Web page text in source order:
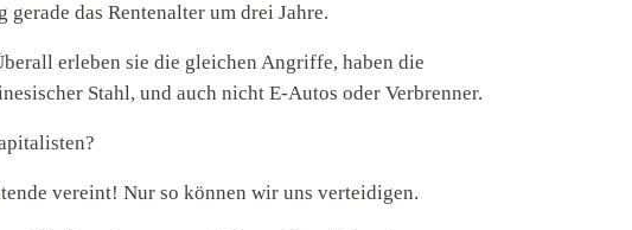
das Rentenalter um drei Jahre.
erleben sie die gleichen Angriffe, haben die
Stahl, und auch nicht E-Autos oder Verbrenner.
vereint! Nur so können wir uns verteidigen.